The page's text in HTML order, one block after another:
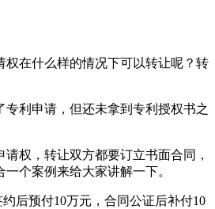
在什么样的情况下可以转让呢？转
利申请，但还未拿到专利授权书之
权，转让双方都要订立书面合同，
个案例来给大家讲解一下。
后预付10万元，合同公证后补付10